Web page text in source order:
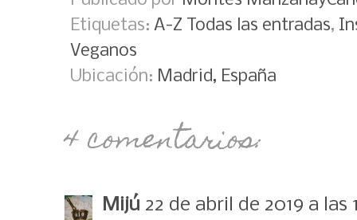
Etiquetas: A-Z Todas las entradas,
Veganos
Ubicación: Madrid, España
4 comentarios:
Mijú 22 de abril de 2019 a las